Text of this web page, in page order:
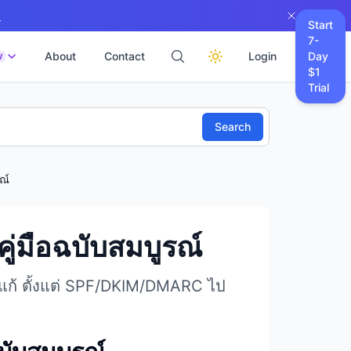
About Contact Login
Start
7-
Day
$1
Trial
Search
ณ์
คู่มือฉบับสมบูรณ์
ตั้งแต่ SPF/DKIM/DMARC ไป